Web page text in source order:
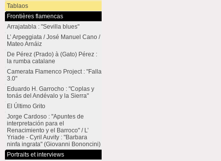
Tablaos
Frontières flamencas
Arrajatabla : "Sevilla blues"
L’ Arpeggiata / José Manuel Cano /
Mateo Arnáiz
De Pérez (Prado) à (Gato) Pérez :
la rumba catalane
Camerata Flamenco Project : "Falla
3.0"
Eduardo H. Garrocho : "Coplas y
tonás del Andévalo y la Sierra"
El Último Grito
Jorge Cardoso : "Apuntes de
interpretación para el
Renacimiento y el Barroco" / L’
Yriade - Cyril Auvity : "Barbara
ninfa ingrata" (Giovanni Bononcini)
Portraits et interviews